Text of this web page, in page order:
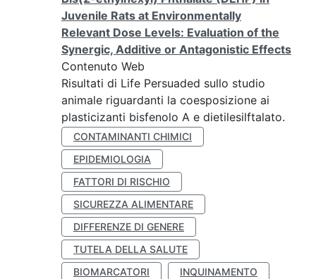
Juvenile Rats at Environmentally
Relevant Dose Levels: Evaluation of the
Synergic, Additive or Antagonistic Effects
Contenuto Web
Risultati di Life Persuaded sullo studio
animale riguardanti la coesposizione ai
plasticizanti bisfenolo A e dietilesilftalato.
CONTAMINANTI CHIMICI
EPIDEMIOLOGIA
FATTORI DI RISCHIO
SICUREZZA ALIMENTARE
DIFFERENZE DI GENERE
TUTELA DELLA SALUTE
BIOMARCATORI
INQUINAMENTO